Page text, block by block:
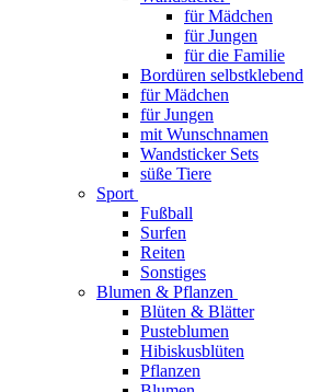
für Mädchen
für Jungen
für die Familie
Bordüren selbstklebend
für Mädchen
für Jungen
mit Wunschnamen
Wandsticker Sets
süße Tiere
Sport
Fußball
Surfen
Reiten
Sonstiges
Blumen & Pflanzen
Blüten & Blätter
Pusteblumen
Hibiskusblüten
Pflanzen